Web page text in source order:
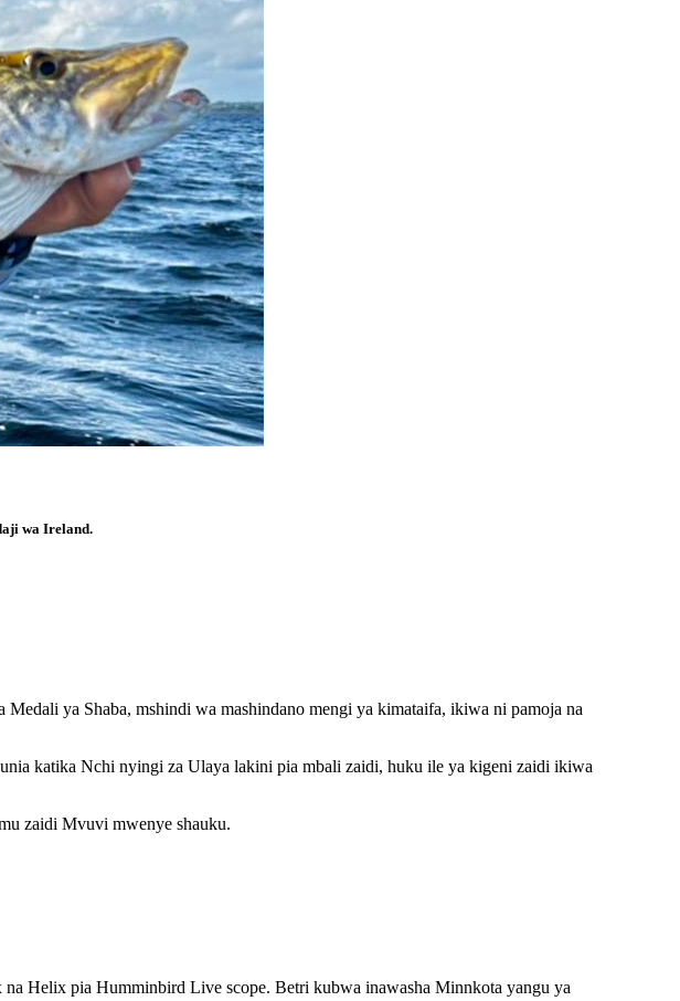
wa Ireland.
ya Shaba, mshindi wa mashindano mengi ya kimataifa, ikiwa ni pamoja na
katika Nchi nyingi za Ulaya lakini pia mbali zaidi, huku ile ya kigeni zaidi ikiwa
zaidi Mvuvi mwenye shauku.
Helix pia Humminbird Live scope. Betri kubwa inawasha Minnkota yangu ya